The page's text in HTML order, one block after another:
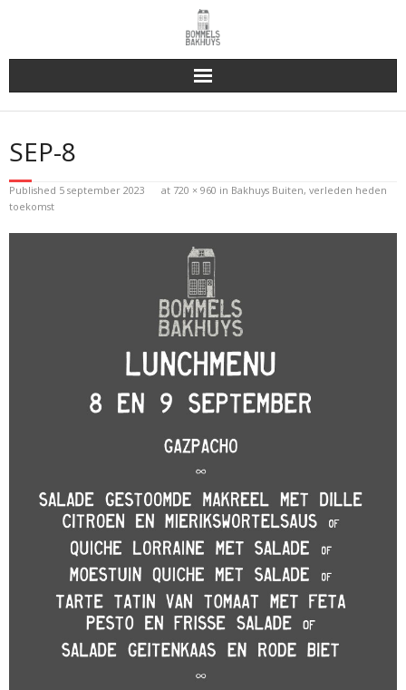
Bakhuys Buiten, verleden heden toekomst
Reserveren & Bestellen
Bommels Buiten
SEP-8
Published 5 september 2023 at 720 × 960 in Bakhuys Buiten, verleden heden
toekomst